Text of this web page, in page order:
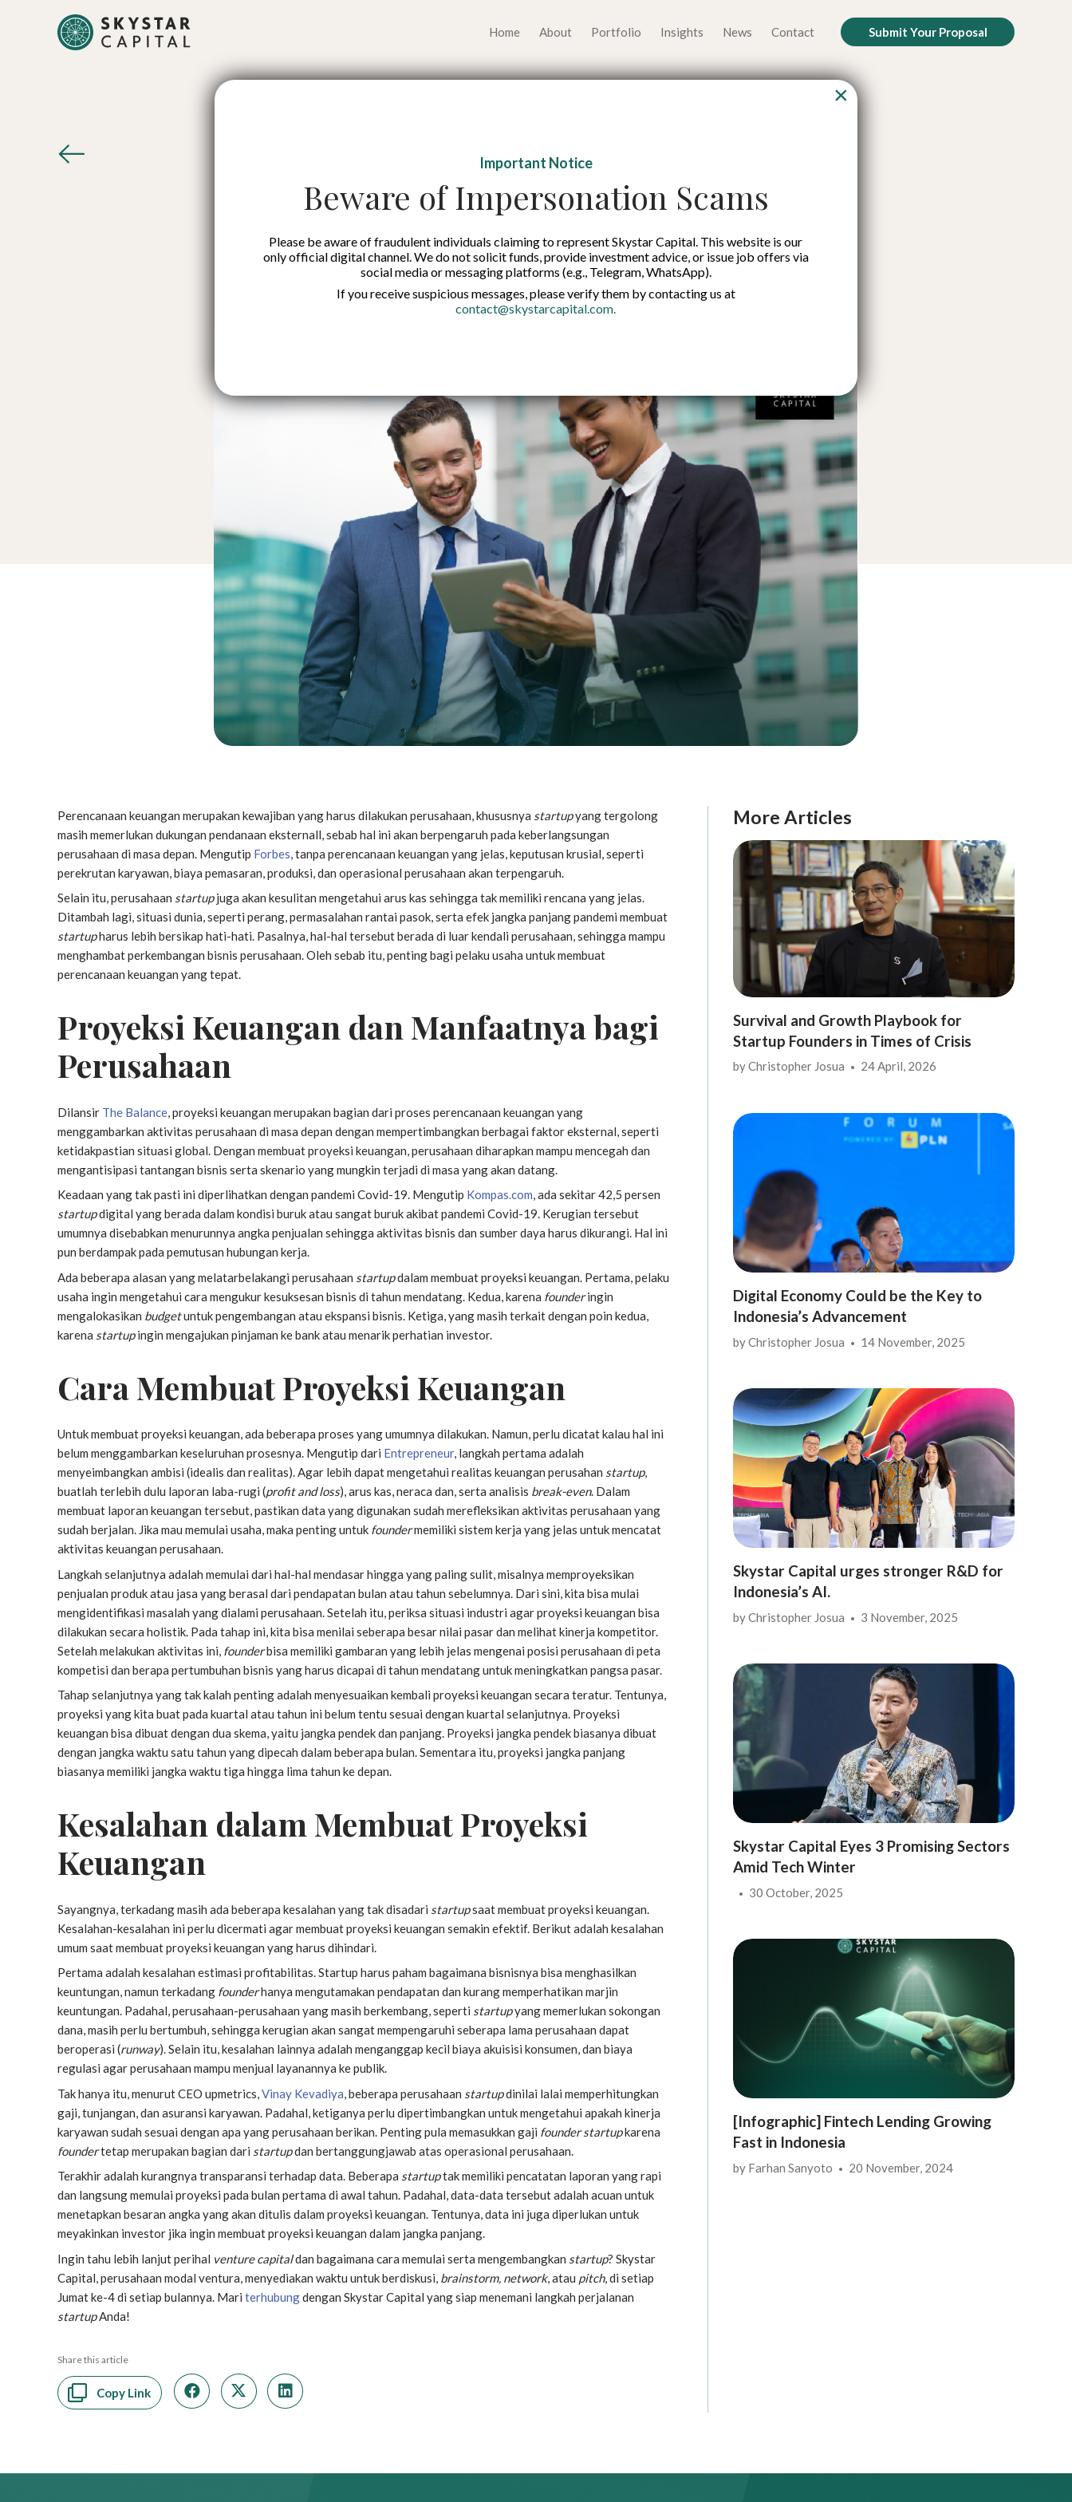
Home About Portfolio Insights News Contact Submit Your Proposal
Menarik Investor dengan Proyeksi
Keuangan yang Realistis
Published on: 7 Aug 2023
English
Perencanaan keuangan merupakan kewajiban yang harus dilakukan perusahaan, khususnya startupyang tergolong
masih memerlukan dukungan pendanaan eksternall, sebab hal ini akan berpengaruh pada keberlangsungan
perusahaan di masa depan. Mengutip Forbes, tanpa perencanaan keuangan yang jelas, keputusan krusial, seperti
perekrutan karyawan, biaya pemasaran, produksi, dan operasional perusahaan akan terpengaruh.
Selain itu, perusahaan startupjuga akan kesulitan mengetahui arus kas sehingga tak memiliki rencana yang jelas.
Ditambah lagi, situasi dunia, seperti perang, permasalahan rantai pasok, serta efek jangka panjang pandemi membuat
startupharus lebih bersikap hati-hati. Pasalnya, hal-hal tersebut berada di luar kendali perusahaan, sehingga mampu
menghambat perkembangan bisnis perusahaan. Oleh sebab itu, penting bagi pelaku usaha untuk membuat
perencanaan keuangan yang tepat.
Proyeksi Keuangan dan Manfaatnya bagi
Perusahaan
Dilansir The Balance, proyeksi keuangan merupakan bagian dari proses perencanaan keuangan yang
menggambarkan aktivitas perusahaan di masa depan dengan mempertimbangkan berbagai faktor eksternal, seperti
ketidakpastian situasi global. Dengan membuat proyeksi keuangan, perusahaan diharapkan mampu mencegah dan
mengantisipasi tantangan bisnis serta skenario yang mungkin terjadi di masa yang akan datang.
Keadaan yang tak pasti ini diperlihatkan dengan pandemi Covid-19. Mengutip Kompas.com, ada sekitar 42,5 persen
startupdigital yang berada dalam kondisi buruk atau sangat buruk akibat pandemi Covid-19. Kerugian tersebut
umumnya disebabkan menurunnya angka penjualan sehingga aktivitas bisnis dan sumber daya harus dikurangi. Hal ini
pun berdampak pada pemutusan hubungan kerja.
Ada beberapa alasan yang melatarbelakangi perusahaan startupdalam membuat proyeksi keuangan. Pertama, pelaku
usaha ingin mengetahui cara mengukur kesuksesan bisnis di tahun mendatang. Kedua, karena founderingin
mengalokasikan budgetuntuk pengembangan atau ekspansi bisnis. Ketiga, yang masih terkait dengan poin kedua,
karena startupingin mengajukan pinjaman ke bank atau menarik perhatian investor.
Cara Membuat Proyeksi Keuangan
Untuk membuat proyeksi keuangan, ada beberapa proses yang umumnya dilakukan. Namun, perlu dicatat kalau hal ini
belum menggambarkan keseluruhan prosesnya. Mengutip dari Entrepreneur, langkah pertama adalah
menyeimbangkan ambisi (idealis dan realitas). Agar lebih dapat mengetahui realitas keuangan perusahan startup,
buatlah terlebih dulu laporan laba-rugi (profit and loss), arus kas, neraca dan, serta analisis break-even. Dalam
membuat laporan keuangan tersebut, pastikan data yang digunakan sudah merefleksikan aktivitas perusahaan yang
sudah berjalan. Jika mau memulai usaha, maka penting untuk foundermemiliki sistem kerja yang jelas untuk mencatat
aktivitas keuangan perusahaan.
Langkah selanjutnya adalah memulai dari hal-hal mendasar hingga yang paling sulit, misalnya memproyeksikan
penjualan produk atau jasa yang berasal dari pendapatan bulan atau tahun sebelumnya. Dari sini, kita bisa mulai
mengidentifikasi masalah yang dialami perusahaan. Setelah itu, periksa situasi industri agar proyeksi keuangan bisa
dilakukan secara holistik. Pada tahap ini, kita bisa menilai seberapa besar nilai pasar dan melihat kinerja kompetitor.
Setelah melakukan aktivitas ini, founderbisa memiliki gambaran yang lebih jelas mengenai posisi perusahaan di peta
kompetisi dan berapa pertumbuhan bisnis yang harus dicapai di tahun mendatang untuk meningkatkan pangsa pasar.
Tahap selanjutnya yang tak kalah penting adalah menyesuaikan kembali proyeksi keuangan secara teratur. Tentunya,
proyeksi yang kita buat pada kuartal atau tahun ini belum tentu sesuai dengan kuartal selanjutnya. Proyeksi
keuangan bisa dibuat dengan dua skema, yaitu jangka pendek dan panjang. Proyeksi jangka pendek biasanya dibuat
dengan jangka waktu satu tahun yang dipecah dalam beberapa bulan. Sementara itu, proyeksi jangka panjang
biasanya memiliki jangka waktu tiga hingga lima tahun ke depan.
Kesalahan dalam Membuat Proyeksi
Keuangan
Sayangnya, terkadang masih ada beberapa kesalahan yang tak disadari startupsaat membuat proyeksi keuangan.
Kesalahan-kesalahan ini perlu dicermati agar membuat proyeksi keuangan semakin efektif. Berikut adalah kesalahan
umum saat membuat proyeksi keuangan yang harus dihindari.
Pertama adalah kesalahan estimasi profitabilitas. Startup harus paham bagaimana bisnisnya bisa menghasilkan
keuntungan, namun terkadang founderhanya mengutamakan pendapatan dan kurang memperhatikan marjin
keuntungan. Padahal, perusahaan-perusahaan yang masih berkembang, seperti startupyang memerlukan sokongan
dana, masih perlu bertumbuh, sehingga kerugian akan sangat mempengaruhi seberapa lama perusahaan dapat
beroperasi (runway). Selain itu, kesalahan lainnya adalah menganggap kecil biaya akuisisi konsumen, dan biaya
regulasi agar perusahaan mampu menjual layanannya ke publik.
Tak hanya itu, menurut CEO upmetrics,Vinay Kevadiya, beberapa perusahaan startupdinilai lalai memperhitungkan
gaji, tunjangan, dan asuransi karyawan. Padahal, ketiganya perlu dipertimbangkan untuk mengetahui apakah kinerja
karyawan sudah sesuai dengan apa yang perusahaan berikan. Penting pula memasukkan gaji founder startupkarena
foundertetap merupakan bagian dari startupdan bertanggungjawab atas operasional perusahaan.
Terakhir adalah kurangnya transparansi terhadap data. Beberapa startuptak memiliki pencatatan laporan yang rapi
dan langsung memulai proyeksi pada bulan pertama di awal tahun. Padahal, data-data tersebut adalah acuan untuk
menetapkan besaran angka yang akan ditulis dalam proyeksi keuangan. Tentunya, data ini juga diperlukan untuk
meyakinkan investor jika ingin membuat proyeksi keuangan dalam jangka panjang.
Ingin tahu lebih lanjut perihal venture capitaldan bagaimana cara memulai serta mengembangkan startup? Skystar
Capital, perusahaan modal ventura, menyediakan waktu untuk berdiskusi, brainstorm, network, atau pitch, di setiap
Jumat ke-4 di setiap bulannya. Mari terhubungdengan Skystar Capital yang siap menemani langkah perjalanan
startupAnda!
Share this article
Copy Link
More Articles
Survival and Growth Playbook for
Startup Founders in Times of Crisis
byChristopher Josua 24 April, 2026
Digital Economy Could be the Key to
Indonesia’s Advancement
byChristopher Josua 14 November, 2025
Skystar Capital urges stronger R&D for
Indonesia’s AI.
byChristopher Josua 3 November, 2025
Skystar Capital Eyes 3 Promising Sectors
Amid Tech Winter
30 October, 2025
[Infographic] Fintech Lending Growing
Fast in Indonesia
by Farhan Sanyoto 20 November, 2024
Important Notice
Beware of Impersonation Scams
Please be aware of fraudulent individuals claiming to represent Skystar Capital. This website is our
only official digital channel. We do not solicit funds, provide investment advice, or issue job offers via
social media or messaging platforms (e.g., Telegram, WhatsApp).
If you receive suspicious messages, please verify them by contacting us at
contact@skystarcapital.com
×